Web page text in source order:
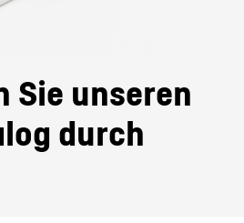
Sie unseren
durch